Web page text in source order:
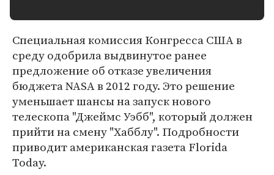
Специальная комиссия Конгресса США в
среду одобрила выдвинутое ранее
предложение об отказе увеличения
бюджета NASA в 2012 году. Это решение
уменьшает шансы на запуск нового
телескопа "Джеймс Уэбб", который должен
прийти на смену "Хабблу". Подробности
приводит американская газета Florida
Today.